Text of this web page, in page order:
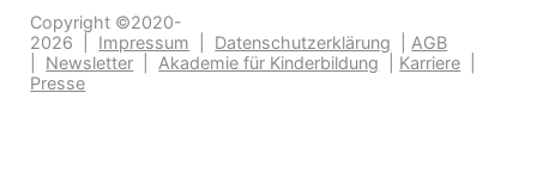
Copyright ©2020-
2026 | Impressum Datenschutzerklärung
AGB
Newsletter Akademie für Kinderbildung Karriere
Presse